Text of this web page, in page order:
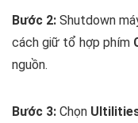
Bước 2: Shutdown
cách giữ tổ hợp phím
nguồn.
Bước 3: Chọn